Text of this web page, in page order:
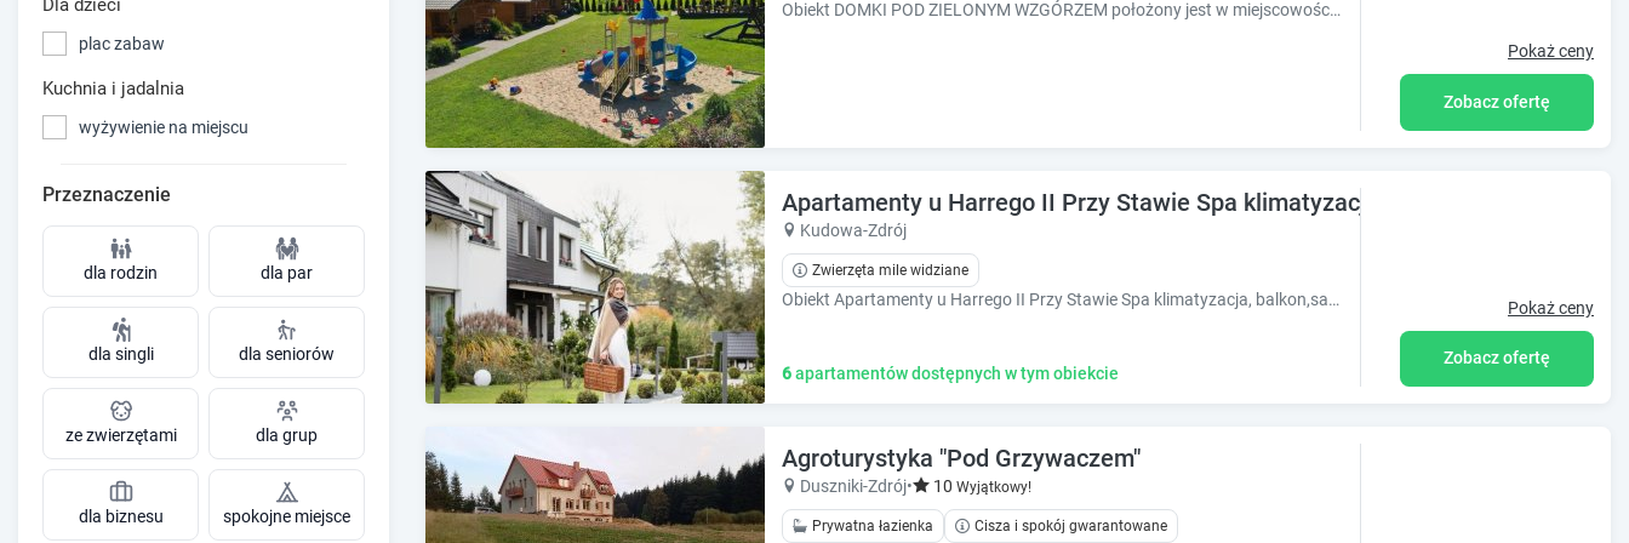
k
k
e
y
t
o
t
t
h
e
k
e
y
b
r
d
s
k
t
t
h
e
y
r
d
s
Dla dzieci
plac zabaw
Kuchnia i jadalnia
wyżywienie na miejscu
Przeznaczenie
dla rodzin dla par
dla singli dla seniorów
ze zwierzętami dla grup
dla biznesu spokojne miejsce
Obiekt DOMKI POD ZIELONYM WZGÓRZEM położony jest w miejscowości Kudowa-Zdrój i oferuje ogród, sprzęt do grillowania oraz bezpłatne Wi-Fi. Goś
Pokaż ceny
Zobacz ofertę
Apartamenty u Harrego II Przy Stawie Spa klimatyzacja,balkon,sauna , balia,
Kudowa-Zdrój
Zwierzęta mile widziane
Obiekt Apartamenty u Harrego II Przy Stawie Spa klimatyzacja, balkon,sauna, balia, ogród, parking położony jest w miejscowości Kudowa-Zdrój i ofe
6apartamentów dostępnych w tym obiekcie
Pokaż ceny
Zobacz ofertę
Agroturystyka "Pod Grzywaczem"
Duszniki-Zdrój• 10 Wyjątkowy!
Prywatna łazienka Cisza i spokój gwarantowane